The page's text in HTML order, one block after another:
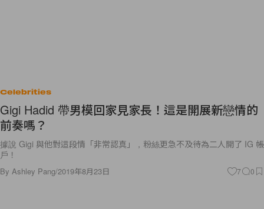
Celebrities
Gigi Hadid 帶男模回家見家長！這是開展新戀情的
前奏嗎？
據說 Gigi 與他對這段情「非常認真」，粉絲更急不及待為二人開了 IG 帳
戶！
By Ashley Pang/2019年8月23日 7 0